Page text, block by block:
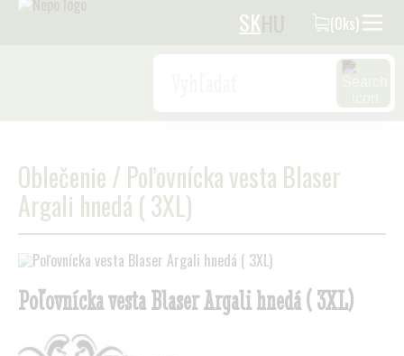
SK (0ks)
Oblečenie/ Poľovnícka vesta Blaser
Argali hnedá ( 3XL)
Poľovnícka vesta Blaser Argali hnedá ( 3XL)